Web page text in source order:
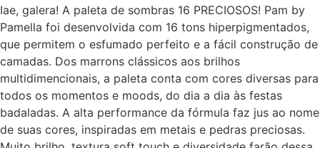
Iae, galera! A paleta de sombras 16 PRECIOSOS! Pam by
Pamella foi desenvolvida com 16 tons hiperpigmentados,
que permitem o esfumado perfeito e a fácil construção de
camadas. Dos marrons clássicos aos brilhos
multidimencionais, a paleta conta com cores diversas para
todos os momentos e moods, do dia a dia às festas
badaladas. A alta performance da fórmula faz jus ao nome
de suas cores, inspiradas em metais e pedras preciosas.